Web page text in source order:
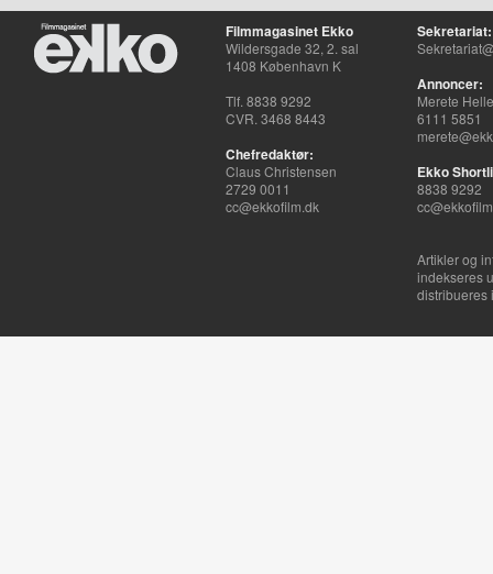
Filmmagasinet Ekko
Wildersgade 32, 2. sal
1408 København K
Tlf. 8838 9292
CVR. 3468 8443
Chefredaktør:
Claus Christensen
2729 0011
cc@ekkofilm.dk
Sekretariat:
Annoncer:
Merete
6111 5851
Ekko
8838 9292
Artikler og
indekseres
distribueres